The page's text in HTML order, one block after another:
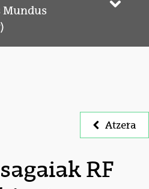
Mundus
Atzera
RF